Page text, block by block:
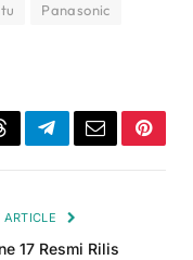
Panasonic
TelegramEmail
ARTICLE
17 Resmi Rilis